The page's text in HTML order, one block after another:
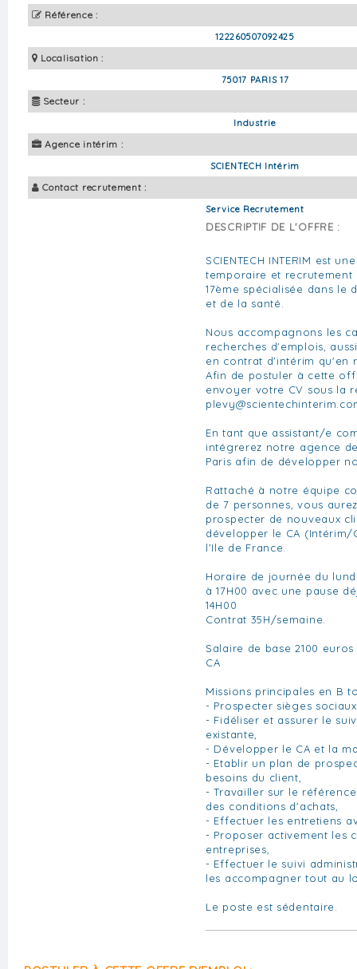
Référence :
122260507092425
Localisation :
75017 PARIS 17
Secteur :
Industrie
Agence intérim :
SCIENTECH Intérim
Contact recrutement :
Service Recrutement
DESCRIPTIF DE L'OFFRE :
SCIENTECH INTERIM est
temporaire et recrutement
17ème spécialisée dans le
et de la santé.
Nous accompagnons les
recherches d'emplois,
en contrat d'intérim qu'en
Afin de postuler à cette
envoyer votre CV sous la
En tant que assistant/e
intégrerez notre agence
Paris afin de développer
Rattaché à notre équipe
de 7 personnes, vous
prospecter de nouveaux
développer le CA (Intérim/
l'Ile de France.
Horaire de journée du
à 17H00 avec une pause
14H00
Contrat 35H/semaine.
Salaire de base 2100
CA
Missions principales en B
- Prospecter sièges
- Fidéliser et assurer le
existante,
- Développer le CA et la
- Etablir un plan de
besoins du client,
- Travailler sur le
des conditions d'achats,
- Effectuer les entretiens
- Proposer activement les
entreprises,
- Effectuer le suivi
les accompagner tout au
Le poste est sédentaire.